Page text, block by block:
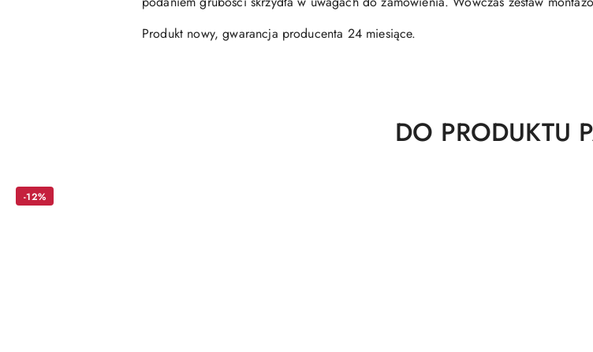
Produkt nowy, gwarancja producenta 24 miesiące.
Produkty
DO PRODUKTU
-12%